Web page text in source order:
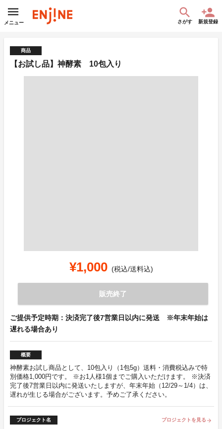
メニュー さがす 新規登録
商品
【お試し品】神酵素 10包入り
¥1,000 (税込/送料込)
販売終了
ご提供予定時期：決済完了後7営業日以内に発送 ※年末年始は
遅れる場合あり
概要
神酵素お試し商品として、10包入り（1包5g）送料・消費税込みで特
別価格1,000円です。 ※お1人様1個までご購入いただけます。 ※決済
完了後7営業日以内に発送いたしますが、年末年始（12/29～1/4）は、
遅れが生じる場合がございます。予めご了承ください。
プロジェクト名 プロジェクトを見る arrow_forward